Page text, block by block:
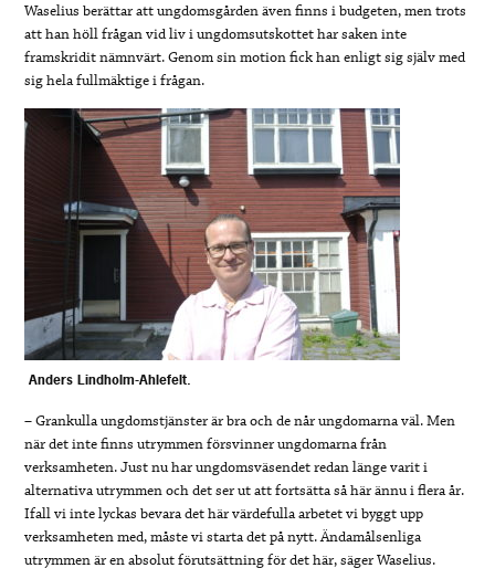
Waselius berättar att ungdomsgården även finns i budgeten, men trots
att han höll frågan vid liv i ungdomsutskottet har saken inte
framskridit nämnvärt. Genom sin motion fick han enligt sig själv med
sig hela fullmäktige i frågan.
Anders Lindholm-Ahlefelt.
– Grankulla ungdomstjänster är bra och de når ungdomarna väl. Men
när det inte finns utrymmen försvinner ungdomarna från
verksamheten. Just nu har ungdomsväsendet redan länge varit i
alternativa utrymmen och det ser ut att fortsätta så här ännu i flera år.
Ifall vi inte lyckas bevara det här värdefulla arbetet vi byggt upp
verksamheten med, måste vi starta det på nytt. Ändamålsenliga
utrymmen är en absolut förutsättning för det här, säger Waselius.